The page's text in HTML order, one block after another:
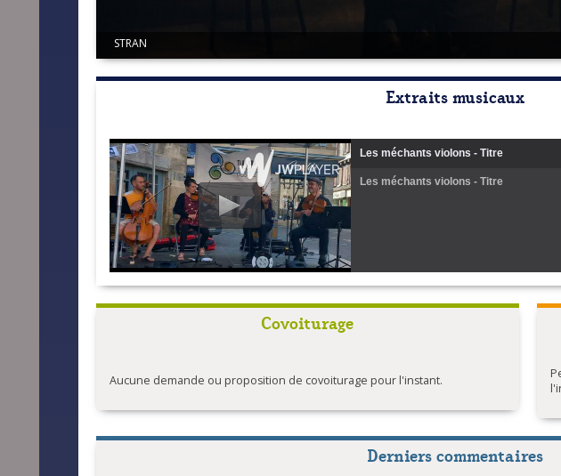
STRAN
Extraits musicaux
Les méchants violons - Titre
Les méchants violons - Titre
Covoiturage
Aucune demande ou proposition de covoiturage pour l'instant.
Derniers commentaires